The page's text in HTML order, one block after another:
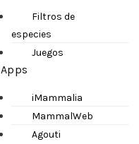
Filtros de
especies
Juegos
Apps
iMammalia
MammalWeb
Agouti